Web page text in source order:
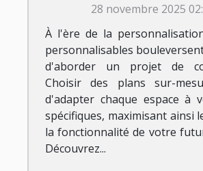
de construction ?
28 novembre 2025
À l'ère de la
personnalisables
d'aborder un projet de
Choisir des plans sur-
d'adapter chaque espace à
spécifiques, maximisant ainsi
la fonctionnalité de votre
Découvrez...